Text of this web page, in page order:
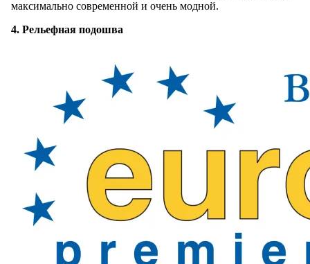
максимально современной и очень модной.
4. Рельефная подошва